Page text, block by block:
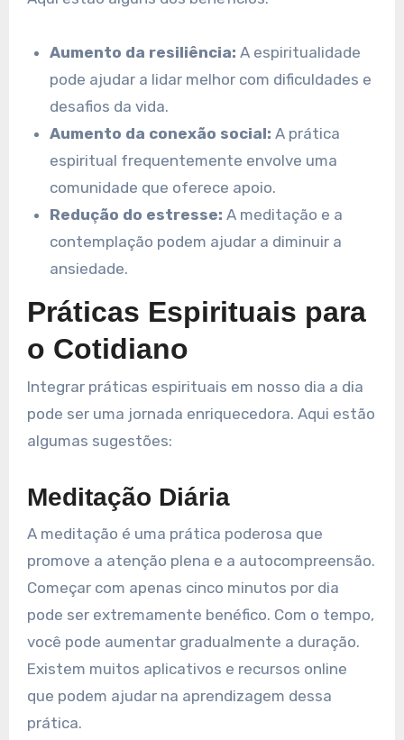
Aumento da resiliência: A espiritualidade
pode ajudar a lidar melhor com dificuldades e
desafios da vida.
Aumento da conexão social: A prática
espiritual frequentemente envolve uma
comunidade que oferece apoio.
Redução do estresse: A meditação e a
contemplação podem ajudar a diminuir a
ansiedade.
Práticas Espirituais para
o Cotidiano
Integrar práticas espirituais em nosso dia a dia
pode ser uma jornada enriquecedora. Aqui estão
algumas sugestões:
Meditação Diária
A meditação é uma prática poderosa que
promove a atenção plena e a autocompreensão.
Começar com apenas cinco minutos por dia
pode ser extremamente benéfico. Com o tempo,
você pode aumentar gradualmente a duração.
Existem muitos aplicativos e recursos online
que podem ajudar na aprendizagem dessa
prática.